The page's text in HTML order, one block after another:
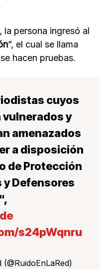
la persona ingresó al
”, el cual se llama
hacen pruebas.
cuyos
y
amenazados
a disposición
de Protección
y Defensores
s24pWqnru